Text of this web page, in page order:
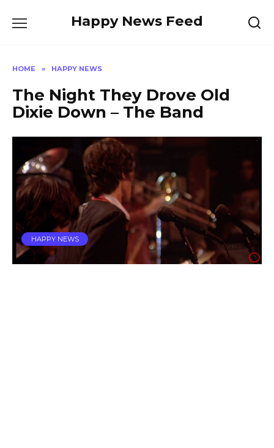
Happy News Feed
HOME » HAPPY NEWS
The Night They Drove Old
Dixie Down – The Band
HAPPY NEWS